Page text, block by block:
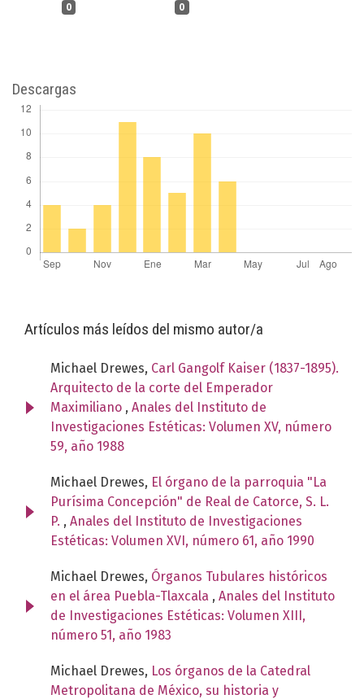
0 0
Descargas
Artículos más leídos del mismo autor/a
Michael Drewes, Carl Gangolf Kaiser (1837-1895).
Arquitecto de la corte del Emperador
Maximiliano , Anales del Instituto de
Investigaciones Estéticas: Volumen XV, número
59, año 1988
Michael Drewes, El órgano de la parroquia "La
Purísima Concepción" de Real de Catorce, S. L.
P. , Anales del Instituto de Investigaciones
Estéticas: Volumen XVI, número 61, año 1990
Michael Drewes, Órganos Tubulares históricos
en el área Puebla-Tlaxcala , Anales del Instituto
de Investigaciones Estéticas: Volumen XIII,
número 51, año 1983
Michael Drewes, Los órganos de la Catedral
Metropolitana de México, su historia y